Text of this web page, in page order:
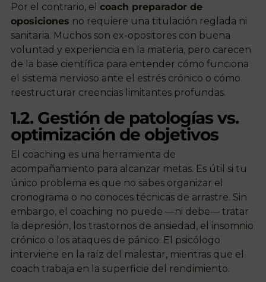
Por el contrario, el coach preparador de
oposiciones no requiere una titulación reglada ni
sanitaria. Muchos son ex-opositores con buena
voluntad y experiencia en la materia, pero carecen
de la base científica para entender cómo funciona
el sistema nervioso ante el estrés crónico o cómo
reestructurar creencias limitantes profundas.
1.2. Gestión de patologías vs.
optimización de objetivos
El coaching es una herramienta de
acompañamiento para alcanzar metas. Es útil si tu
único problema es que no sabes organizar el
cronograma o no conoces técnicas de arrastre. Sin
embargo, el coaching no puede —ni debe— tratar
la depresión, los trastornos de ansiedad, el insomnio
crónico o los ataques de pánico. El psicólogo
interviene en la raíz del malestar, mientras que el
coach trabaja en la superficie del rendimiento.